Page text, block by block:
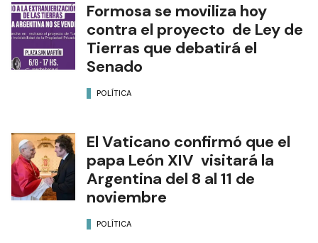
Formosa se moviliza hoy
contra el proyecto de Ley de
Tierras que debatirá el
Senado
POLÍTICA
El Vaticano confirmó que el
papa León XIV visitará la
Argentina del 8 al 11 de
noviembre
POLÍTICA